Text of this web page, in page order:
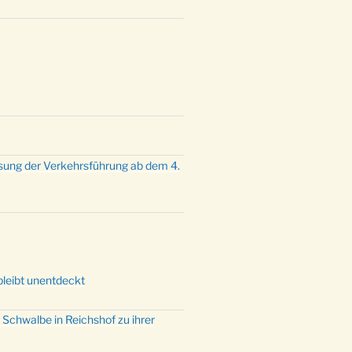
der Verkehrsführung ab dem 4.
unentdeckt
in Reichshof zu ihrer